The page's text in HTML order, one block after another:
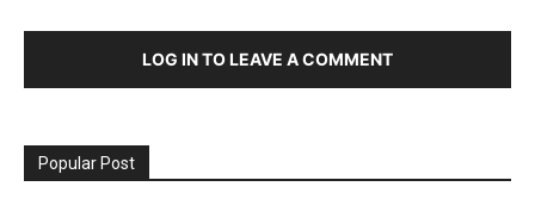
LOG IN TO LEAVE A COMMENT
Popular Post